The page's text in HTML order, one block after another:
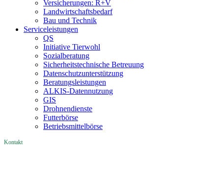
Versicherungen: R+V
Landwirtschaftsbedarf
Bau und Technik
Service­­leistungen
QS
Initiative Tierwohl
Sozialberatung
Sicherheitstechnische Betreuung
Datenschutzunterstützung
Beratungsleistungen
ALKIS-Datennutzung
GIS
Drohnendienste
Futterbörse
Betriebsmittelbörse
Kontakt